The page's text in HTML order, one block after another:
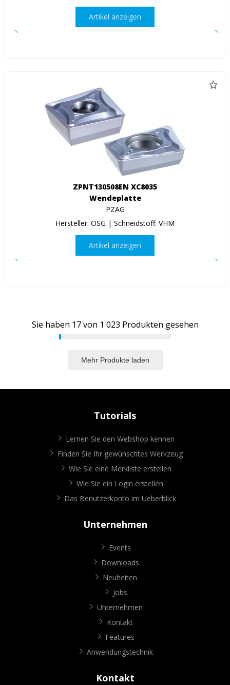
Artikel anzeigen
ZPNT130508EN XC8035
Wendeplatte
PZAG
Hersteller: OSG | Schneidstoff: VHM
Artikel anzeigen
Sie haben 17von 1'023 Produkten gesehen
Mehr Produkte laden
Tutorials
Lernen Sie den Webshop kennen
Finden Sie Ihr gewünschtes Werkzeug
Wie Sie eine Merkliste erstellen
Wie Sie ein Login erstellen
Das Benutzerkonto im Ueberblick
Unternehmen
Events
Downloads
Neuheiten
Jobs
Unternehmen
Kontakt
Features
Anwendungstechnik
Kontakt